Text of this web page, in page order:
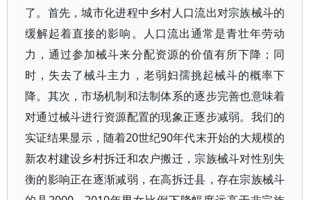
了。首先，城市化进程中乡村人口流出对宗族械斗的
缓解起着直接的影响。人口流出通常是青壮年劳动
力，通过参加械斗来分配资源的价值有所下降；同
时，失去了械斗主力，老弱妇孺挑起械斗的概率下
降。其次，市场机制和法制体系的逐步完善也意味着
对通过械斗进行资源配置的现象正逐步减弱。我们的
实证结果显示，随着20世纪90年代末开始的大规模的
新农村建设乡村拆迁和农户搬迁，宗族械斗对性别失
衡的影响正在逐渐减弱，在高拆迁县，存在宗族械斗